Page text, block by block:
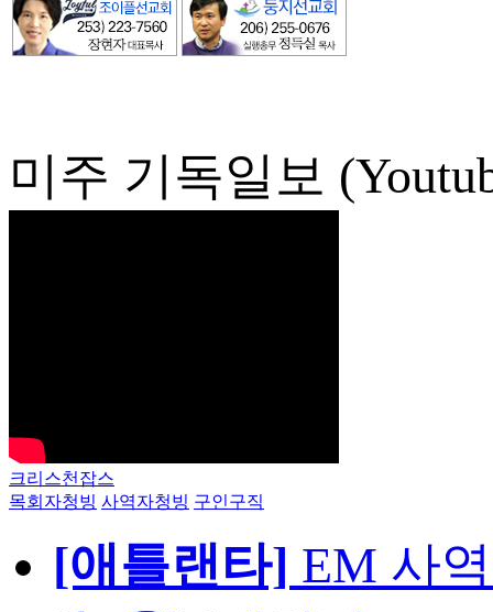
미주 기독일보
크리스천잡스
목회자청빙 사역자청빙 구인구직
[애틀랜타] EM 사